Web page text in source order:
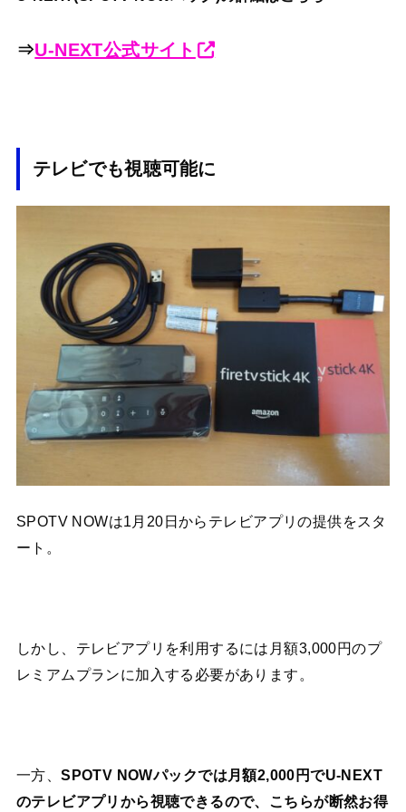
⇒U-NEXT公式サイト
テレビでも視聴可能に
SPOTV NOWは1月20日からテレビアプリの提供をスタ
ート。
しかし、テレビアプリを利用するには月額3,000円のプ
レミアムプランに加入する必要があります。
一方、SPOTV NOWパックでは月額2,000円でU-NEXT
のテレビアプリから視聴できるので、こちらが断然お得